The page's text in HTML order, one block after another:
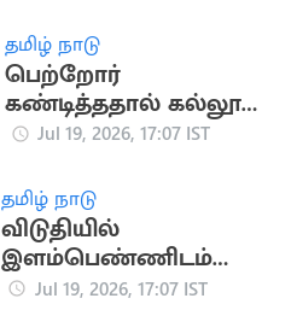
தமிழ் நாடு
பெற்றோர்
கண்டித்ததால் கல்லூரி
மாணவி தற்கொலை
Jul 19, 2026, 17:07 IST
தமிழ் நாடு
விடுதியில்
இளம்பெண்ணிடம்
நகை திருடிய
Jul 19, 2026, 17:07 IST